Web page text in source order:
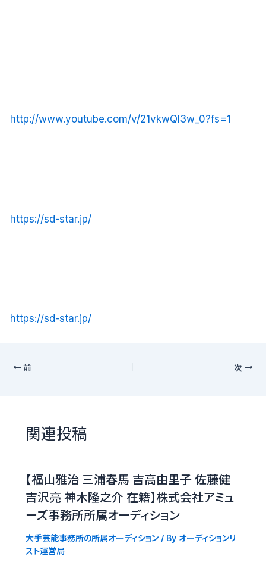
http://www.youtube.com/v/21vkwQl3w_0?fs=1
https://sd-star.jp/
https://sd-star.jp/
前 次
関連投稿
【福山雅治 三浦春馬 吉高由里子 佐藤健
吉沢亮 神木隆之介 在籍】株式会社アミュ
ーズ事務所所属オーディション
大手芸能事務所の所属オーディション/ By オーディションリ
スト運営局